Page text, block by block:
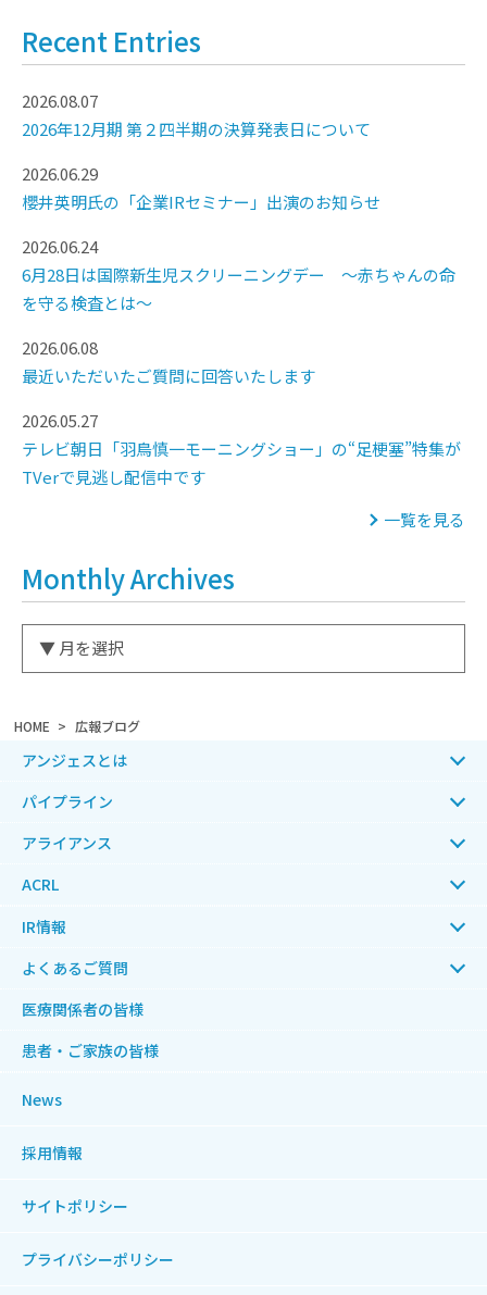
HOME 広報ブログ
Recent Entries
2026.08.07
2026年12月期 第２四半期の決算発表日について
2026.06.29
櫻井英明氏の「企業IRセミナー」出演のお知らせ
2026.06.24
6月28日は国際新生児スクリーニングデー ～赤ちゃんの命
を守る検査とは～
2026.06.08
最近いただいたご質問に回答いたします
2026.05.27
テレビ朝日「羽鳥慎一モーニングショー」の“足梗塞”特集が
TVerで見逃し配信中です
一覧を見る
Monthly Archives
アンジェスとは
パイプライン
アライアンス
ACRL
IR情報
よくあるご質問
医療関係者の皆様
患者・ご家族の皆様
News
採用情報
サイトポリシー
プライバシーポリシー